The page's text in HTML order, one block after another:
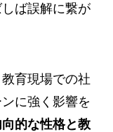
ば誤解に繋が
育現場での社
に強く影響を
向的な性格と教